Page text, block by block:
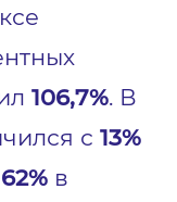
106,7%. В
с 13%
62% в